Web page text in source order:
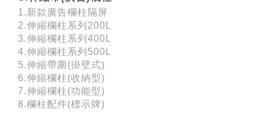
1.新款廣告欄柱隔屏
2.伸縮欄柱系列200L
3.伸縮欄柱系列400L
4.伸縮欄柱系列500L
5.伸縮帶圍(掛壁式)
6.伸縮欄柱(收納型)
7.伸縮欄柱(功能型)
8.欄柱配件(標示牌)